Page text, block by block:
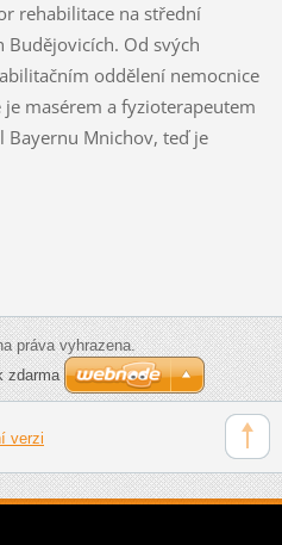
rehabilitace na střední
Budějovicích. Od svých
oddělení nemocnice
je masérem a fyzioterapeutem
Bayernu Mnichov, teď je
práva vyhrazena.
zdarma
verzi